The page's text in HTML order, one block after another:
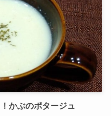
かぶのポタージュ